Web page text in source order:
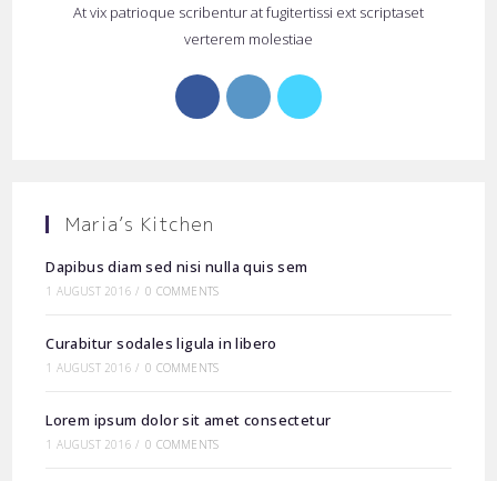
At vix patrioque scribentur at fugitertissi ext scriptaset
verterem molestiae
Opens
in
Opens
in
Opens
Maria’s Kitchen
Dapibus diam sed nisi nulla quis sem
1 AUGUST 2016 / 0 COMMENTS
Curabitur sodales ligula in libero
1 AUGUST 2016 / 0 COMMENTS
Lorem ipsum dolor sit amet consectetur
1 AUGUST 2016 / 0 COMMENTS